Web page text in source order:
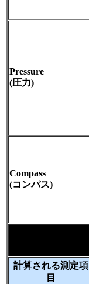
Pressure
(圧力)
Compass
(コンパス)
計算される測定項
目